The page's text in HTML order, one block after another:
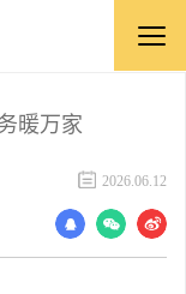
暖万家
2026.06.12